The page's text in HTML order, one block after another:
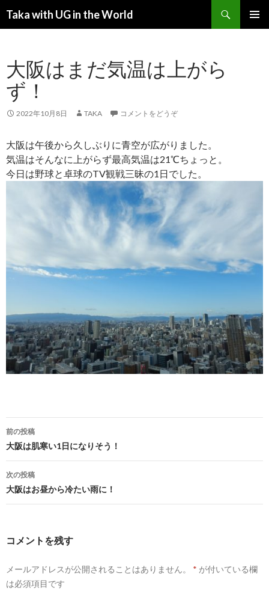
Taka with UG in the World
大阪はまだ気温は上がら
ず！
2022年10月8日 TAKA コメントをどうぞ
大阪は午後から久しぶりに青空が広がりました。
気温はそんなに上がらず最高気温は21℃ちょっと。
今日は野球と卓球のTV観戦三昧の1日でした。
投稿ナビゲーション
前の投稿
大阪は肌寒い1日になりそう！
次の投稿
大阪はお昼から冷たい雨に！
コメントを残す
メールアドレスが公開されることはありません。 * が付いている欄
は必須項目です